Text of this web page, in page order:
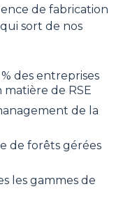
de fabrication
qui sort de nos
des entreprises
de RSE
de la
de forêts gérées
les gammes de